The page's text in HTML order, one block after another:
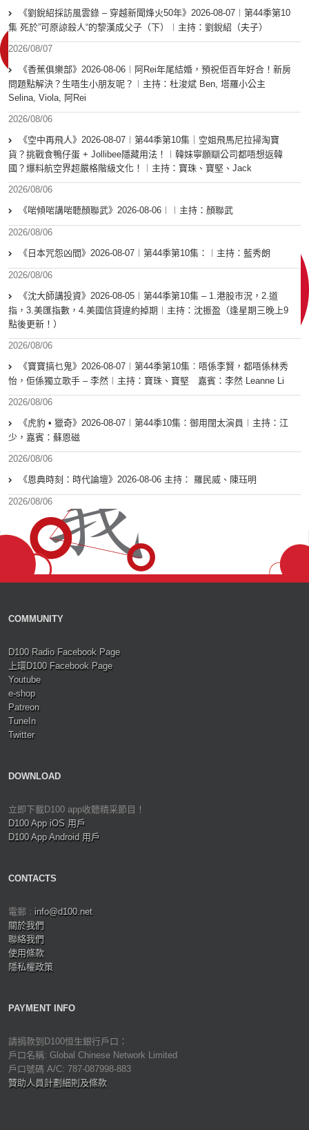
《劉銳紹採訪風雲錄 – 穿越新聞烽火50年》2026-08-07︱第44季第10
集 死於”可原諒殺人“的黎漢成父子（下）︱主持：劉銳紹（夫子）
2026/08/07
《香蕉俱樂部》2026-08-06︱阿Rei年尾結婚，預祝佢百年好合！新房
問題點解決？生唔生小朋友呢？︱主持：杜浚斌 Ben, 塔羅小公主
Selina, Viola, 阿Rei
2026/08/06
《空中再飛人》2026-08-07︱第44季第10集｜空姐飛馬尼拉掃淘寶
貨？挑戰食鴨仔蛋 + Jollibee隱藏用法！︱韓妹寧願瞓公司都唔想返韓
國？爆料航空界超嚴格階級文化！︱主持：寶珠、寶堅、Jack
2026/08/06
《啱傾啱講啱聽顏聯武》2026-08-06︱︱主持：顏聯武
2026/08/06
《日本咒怨凶間》2026-08-07︱第44季第10集：︱主持：藍秀朗
2026/08/06
《沈大師講投資》2026-08-05︱第44季第10集 – 1.港股市況，2.道
指，3.美匯指數，4.美國信貸違約掉期︱主持：沈振盈（逢星期三晚上9
點後更新！）
2026/08/06
《寶寶搞乜鬼》2026-08-07︱第44季第10集︰唔係李賢，都唔係林秀
怡，佢係獨立歌手 – 李然︱主持：寶珠、寶堅 嘉賓：李然 Leanne Li
2026/08/06
《虎豹 • 獵奇》2026-08-07︱第44季10集：御用闊太演員︱主持：江
少，嘉賓：蘇恩磁
2026/08/06
《恩典時刻：時代論壇》2026-08-06 主持： 羅民威、陳珏明
2026/08/06
COMMUNITY
D100 Radio Facebook Page
上環D100 Facebook Page
Youtube
e-shop
Patreon
TuneIn
Twitter
DOWNLOAD
立即下載D100 app收聽精采節目！
D100 App iOS 用戶
D100 App Android 用戶
CONTACTS
電郵 : info@d100.net
關於我們
聯絡我們
使用條款
隱私權政策
PAYMENT INFO
請捐款到D100恒生銀行戶口：
戶口名稱: Global Chinese Network Limited
戶口號碼 A/C: 787-087998-883
贊助人員計劃細則及條款